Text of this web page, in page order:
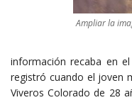
Ampliar la
información recaba en
registró cuando el joven
Viveros Colorado de 28